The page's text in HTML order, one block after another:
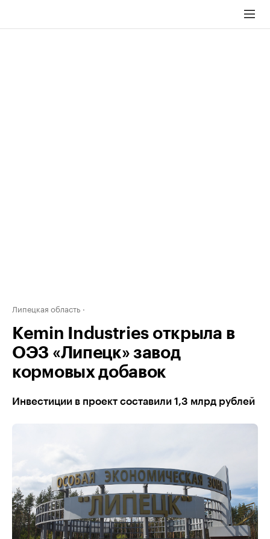
Липецкая область
Kemin Industries открыла в
ОЭЗ «Липецк» завод
кормовых добавок
Инвестиции в проект составили 1,3 млрд рублей